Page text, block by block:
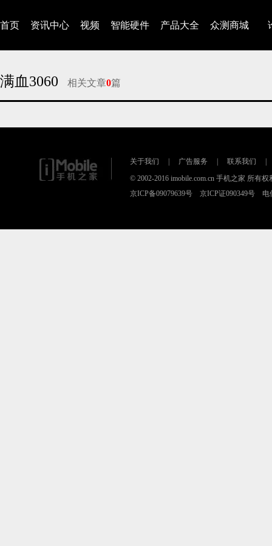
首页 资讯中心 视频 智能硬件 产品大全 众测商城
满血3060 相关文章0篇
关于我们 广告服务 联系我们
© 2002-2016 imobile.com.cn 手机之家 所有权
京ICP备09079639号 京ICP证090349号 电